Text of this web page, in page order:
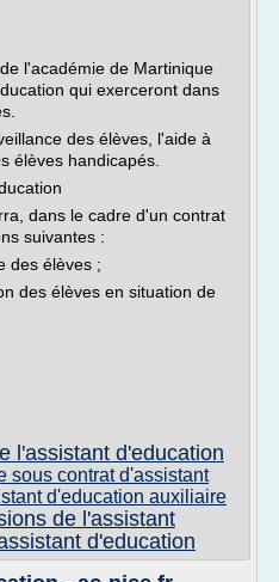
l'académie de Martinique
qui exerceront dans
des élèves, l'aide à
élèves handicapés.
dans le cadre d'un contrat
suivantes :
des élèves ;
des élèves en situation de
l'assistant d'education
sous contrat d'assistant
d'education auxiliaire
de l'assistant
d'education